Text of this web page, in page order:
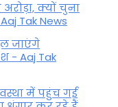
क्यों चुना
Tak News
जाएंगे
- Aaj Tak
में पहुंच गई